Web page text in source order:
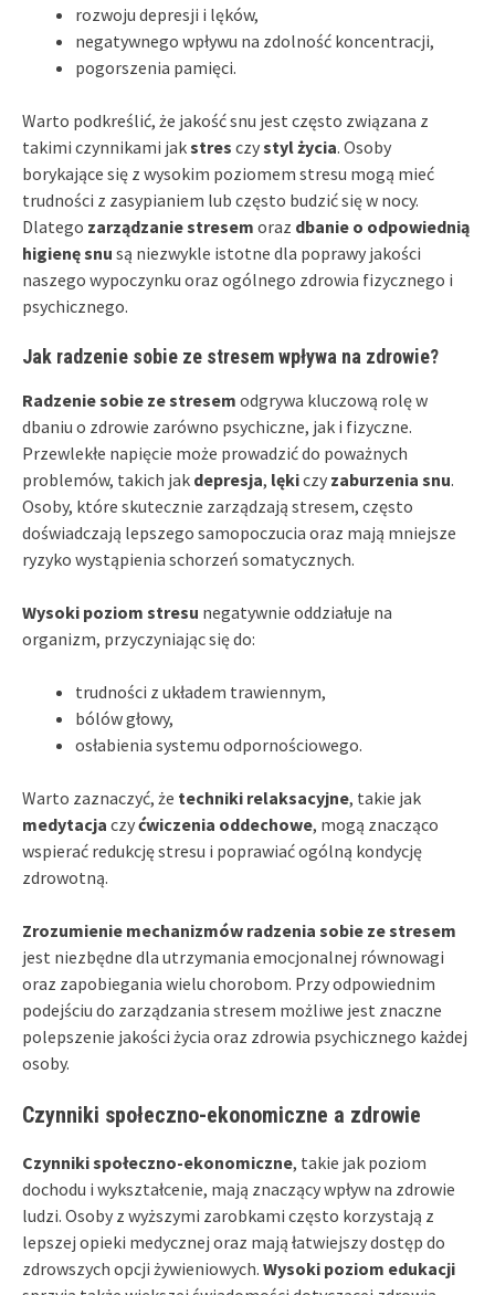
rozwoju depresji i lęków,
negatywnego wpływu na zdolność koncentracji,
pogorszenia pamięci.
Warto podkreślić, że jakość snu jest często związana z
takimi czynnikami jakstres czystyl życia. Osoby
borykające się z wysokim poziomem stresu mogą mieć
trudności z zasypianiem lub często budzić się w nocy.
Dlatego zarządzanie stresem oraz dbanie o odpowiednią
higienę snu są niezwykle istotne dla poprawy jakości
naszego wypoczynku oraz ogólnego zdrowia fizycznego i
psychicznego.
Jak radzenie sobie ze stresem wpływa na zdrowie?
Radzenie sobie ze stresem odgrywa kluczową rolę w
dbaniu o zdrowie zarówno psychiczne, jak i fizyczne.
Przewlekłe napięcie może prowadzić do poważnych
problemów, takich jak depresja, lękiczy zaburzenia snu.
Osoby, które skutecznie zarządzają stresem, często
doświadczają lepszego samopoczucia oraz mają mniejsze
ryzyko wystąpienia schorzeń somatycznych.
Wysoki poziom stresu negatywnie oddziałuje na
organizm, przyczyniając się do:
trudności z układem trawiennym,
bólów głowy,
osłabienia systemu odpornościowego.
Warto zaznaczyć, że techniki relaksacyjne, takie jak
medytacja czyćwiczenia oddechowe, mogą znacząco
wspierać redukcję stresu i poprawiać ogólną kondycję
zdrowotną.
Zrozumienie mechanizmów radzenia sobie ze stresem
jest niezbędne dla utrzymania emocjonalnej równowagi
oraz zapobiegania wielu chorobom. Przy odpowiednim
podejściu do zarządzania stresem możliwe jest znaczne
polepszenie jakości życia oraz zdrowia psychicznego każdej
osoby.
Czynniki społeczno-ekonomiczne a zdrowie
Czynniki społeczno-ekonomiczne, takie jak poziom
dochodu i wykształcenie, mają znaczący wpływ na zdrowie
ludzi. Osoby z wyższymi zarobkami często korzystają z
lepszej opieki medycznej oraz mają łatwiejszy dostęp do
zdrowszych opcji żywieniowych. Wysoki poziom edukacji